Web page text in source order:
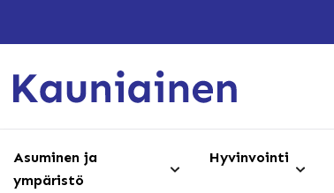
Asuminen ja
ympäristö
Hyvinvointi